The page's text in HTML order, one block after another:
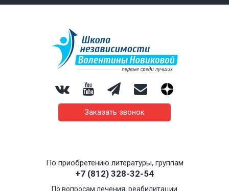
Заказать звонок
По приобретению литературы, группам
+7 (812) 328-32-54
По вопросам лечения, реабилитации